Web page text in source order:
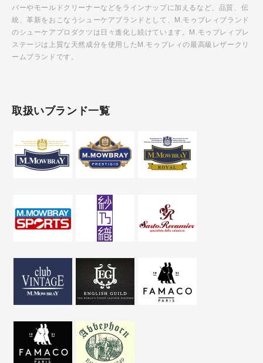
バーやモールドクリーナーなどをラインナップに加えるなど、品質、伝
統、革新をおこなうシューケアブランドとして、M.モゥブレィブランド
のシューケアプロダクツは日々進化し続けています。M.モゥブレィプレ
ステージは上質な天然成分を使用したM.モゥブレィの最高級レザークリ
ームブランドです。
取扱いブランド一覧